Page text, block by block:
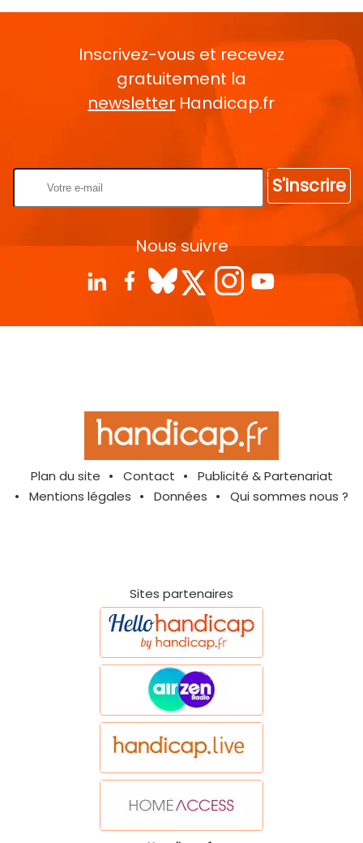
Inscrivez-vous et recevez
gratuitement la
newsletter Handicap.fr
S'inscrire
Nous suivre
Plan du site Contact
Publicité & Partenariat
Mentions légales
Données Qui sommes nous ?
Sites partenaires